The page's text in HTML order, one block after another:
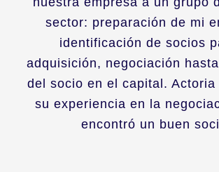
sector: preparación de mi
identificación de socios
adquisición, negociación
del socio en el capital. Actoria
su experiencia en la
encontró un buen